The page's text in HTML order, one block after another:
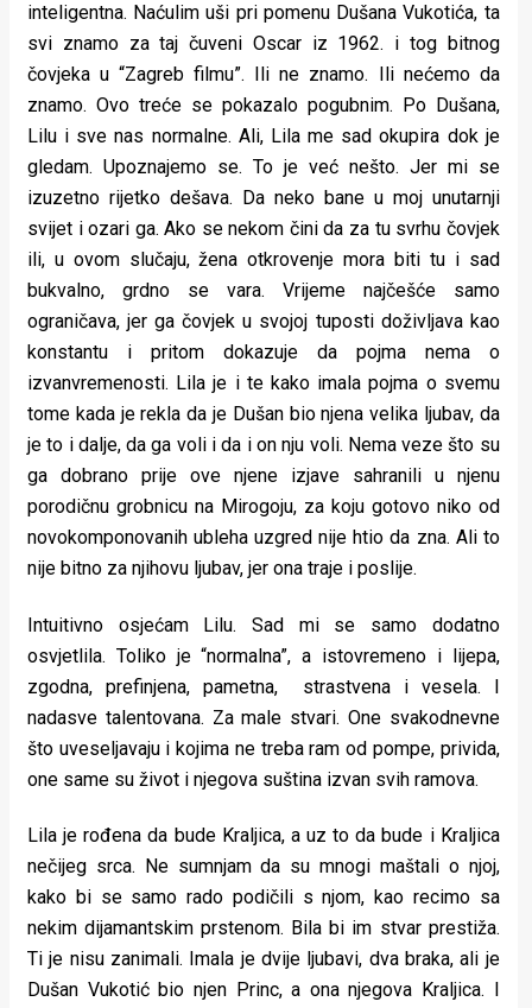
inteligentna. Naćulim uši pri pomenu Dušana Vukotića, ta
svi znamo za taj čuveni Oscar iz 1962. i tog bitnog
čovjeka u “Zagreb filmu”. Ili ne znamo. Ili nećemo da
znamo. Ovo treće se pokazalo pogubnim. Po Dušana,
Lilu i sve nas normalne. Ali, Lila me sad okupira dok je
gledam. Upoznajemo se. To je već nešto. Jer mi se
izuzetno rijetko dešava. Da neko bane u moj unutarnji
svijet i ozari ga. Ako se nekom čini da za tu svrhu čovjek
ili, u ovom slučaju, žena otkrovenje mora biti tu i sad
bukvalno, grdno se vara. Vrijeme najčešće samo
ograničava, jer ga čovjek u svojoj tuposti doživljava kao
konstantu i pritom dokazuje da pojma nema o
izvanvremenosti. Lila je i te kako imala pojma o svemu
tome kada je rekla da je Dušan bio njena velika ljubav, da
je to i dalje, da ga voli i da i on nju voli. Nema veze što su
ga dobrano prije ove njene izjave sahranili u njenu
porodičnu grobnicu na Mirogoju, za koju gotovo niko od
novokomponovanih ubleha uzgred nije htio da zna. Ali to
nije bitno za njihovu ljubav, jer ona traje i poslije.
Intuitivno osjećam Lilu. Sad mi se samo dodatno
osvjetlila. Toliko je “normalna”, a istovremeno i lijepa,
zgodna, prefinjena, pametna, strastvena i vesela. I
nadasve talentovana. Za male stvari. One svakodnevne
što uveseljavaju i kojima ne treba ram od pompe, privida,
one same su život i njegova suština izvan svih ramova.
Lila je rođena da bude Kraljica, a uz to da bude i Kraljica
nečijeg srca. Ne sumnjam da su mnogi maštali o njoj,
kako bi se samo rado podičili s njom, kao recimo sa
nekim dijamantskim prstenom. Bila bi im stvar prestiža.
Ti je nisu zanimali. Imala je dvije ljubavi, dva braka, ali je
Dušan Vukotić bio njen Princ, a ona njegova Kraljica. I